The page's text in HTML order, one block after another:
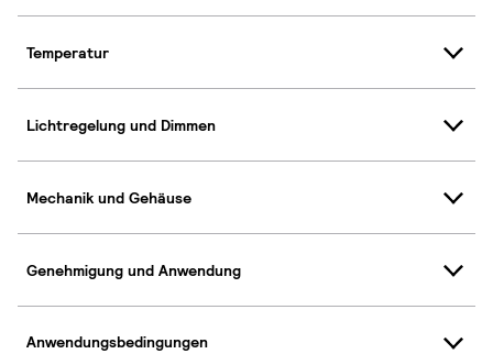
Temperatur
Lichtregelung und Dimmen
Mechanik und Gehäuse
Genehmigung und Anwendung
Anwendungsbedingungen